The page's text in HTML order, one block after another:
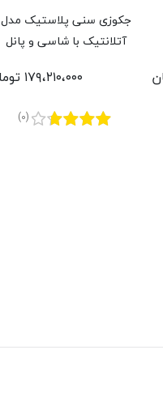
جکوزی سنی پلاستیک مدل
آتلانتیک با شاسی و پانل
۱۷۹،۲۱۰،۰۰۰ تومان
(0)